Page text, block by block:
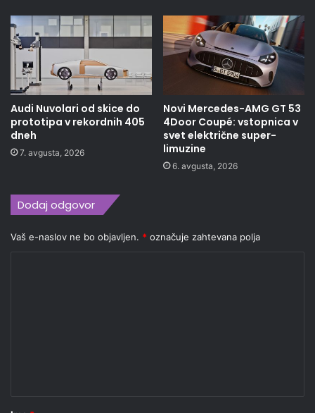
Audi Nuvolari od skice do
prototipa v rekordnih 405
dneh
7. avgusta, 2026
Novi Mercedes-AMG GT 53
4Door Coupé: vstopnica v
svet električne super-
limuzine
6. avgusta, 2026
Dodaj odgovor
Vaš e-naslov ne bo objavljen. * označuje zahtevana polja
r